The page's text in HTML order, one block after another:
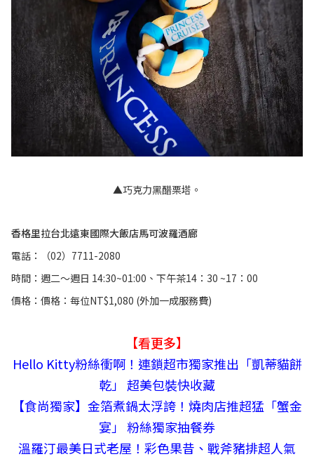
▲巧克力黑醋栗塔。
香格里拉台北遠東國際大飯店馬可波羅酒廊
電話：（02）7711-2080
時間：週二～週日 14:30~01:00、下午茶14：30 ~17：00
價格：價格：每位NT$1,080 (外加一成服務費)
【看更多】
Hello Kitty粉絲衝啊！連鎖超市獨家推出「凱蒂貓餅
乾」 超美包裝快收藏
【食尚獨家】金箔煮鍋太浮誇！燒肉店推超猛「蟹金
宴」 粉絲獨家抽餐券
溫羅汀最美日式老屋！彩色果昔、戰斧豬排超人氣